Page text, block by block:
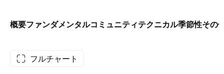
概要ファンダメンタルコミュニティテクニカル季節性その
フルチャート